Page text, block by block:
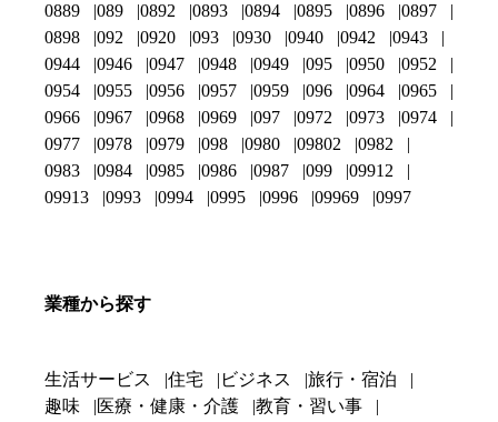
0889
089 0892 0893 0894 0895 0896
0897
0898
092 0920 093 0930 0940 0942
0943
0944
0946 0947 0948 0949 095 0950
0952
0954
0955 0956 0957 0959 096 0964
0965
0966
0967 0968 0969 097 0972 0973
0974
0977
0978 0979 098 0980 09802
0982
0983
0984 0985 0986 0987 099
09912
09913
0993 0994 0995 0996 09969 0997
業種から探す
生活サービス 住宅 ビジネス
旅行・宿泊
趣味
医療・健康・介護
教育・習い事